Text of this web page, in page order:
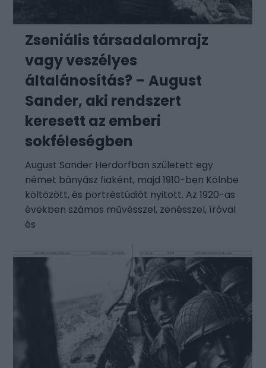
Zseniális társadalomrajz
vagy veszélyes
általánosítás? – August
Sander, aki rendszert
keresett az emberi
sokféleségben
August Sander Herdorfban született egy
német bányász fiaként, majd 1910-ben Kölnbe
költözött, és portréstúdiót nyitott. Az 1920-as
években számos művésszel, zenésszel, íróval
és